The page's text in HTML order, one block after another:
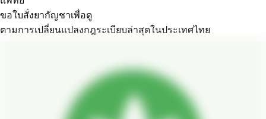
ขอใบสั่งยากัญชาเพื่อดู
ตามการเปลี่ยนแปลงกฎระเบียบล่าสุดในประเทศไทย